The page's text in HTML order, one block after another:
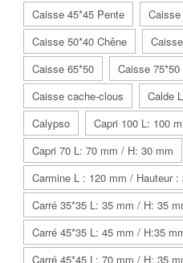
Caisse 45*45 Pente
Caisse 50*40 Chêne
Caisse 65*50
Caisse 75*50
Caisse cache-clous
Calde
Calypso
Capri 100 L: 100
Capri 70 L: 70 mm / H: 30 mm
Carmine L : 120 mm / Hauteur :
Carré 35*35 L: 35 mm / H: 35
Carré 45*35 L: 45 mm / H:35
Carré 45*45 L: 70 mm / H: 35